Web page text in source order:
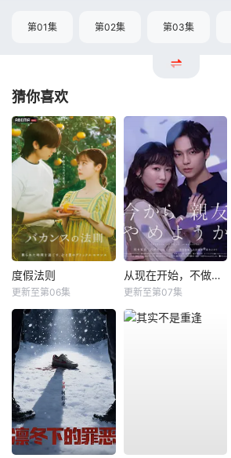
第01集 第02集 第03集
猜你喜欢
度假法则
更新至第06集
从现在开始，不做朋友了吧。
更新至第07集